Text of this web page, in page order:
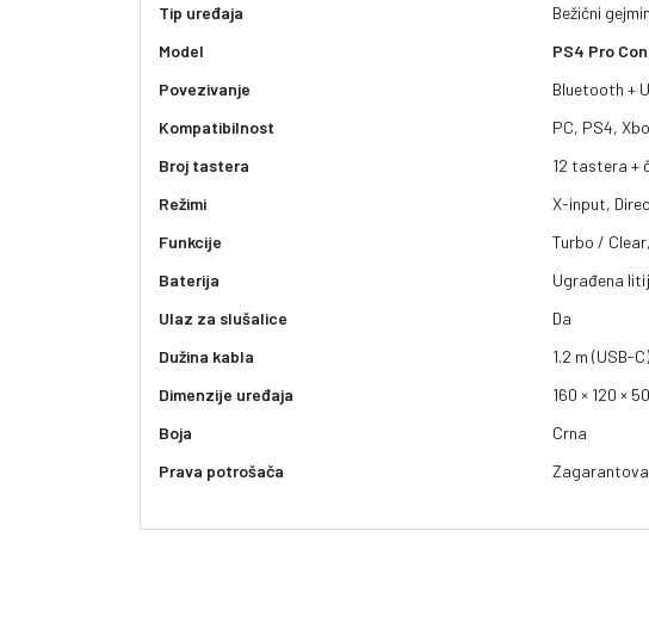
Tip uređaja
Bežični
Model
PS4 Pro
Povezivanje
Bluetooth +
Kompatibilnost
PC, PS4,
Broj tastera
12 tastera +
Režimi
X-input,
Funkcije
Turbo /
Baterija
Ugrađena
Ulaz za slušalice
Da
Dužina kabla
1.2 m (USB-C)
Dimenzije uređaja
160 × 120 ×
Boja
Crna
Prava potrošača